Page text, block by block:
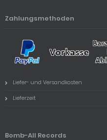
Zahlungsmethoden
Liefer- und Versandkosten
Lieferzeit
Bomb-All Records